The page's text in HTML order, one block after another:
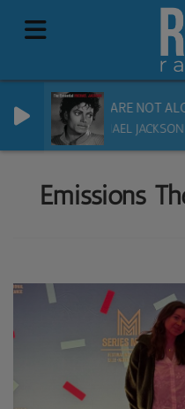
YOU ARE NOT
MICHAEL JACKSON
Emissions